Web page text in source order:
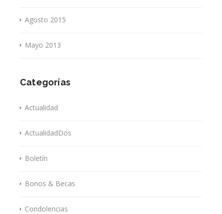
Agosto 2015
Mayo 2013
Categorías
Actualidad
ActualidadDos
Boletín
Bonos & Becas
Condolencias